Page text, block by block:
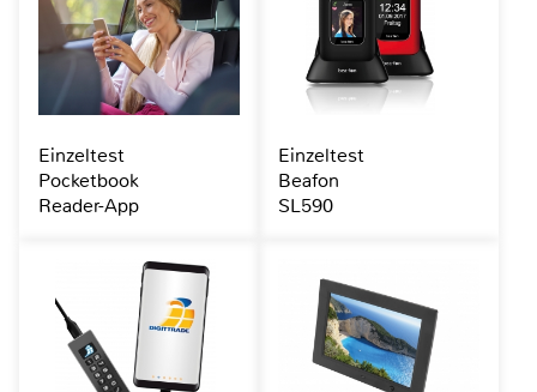
Einzeltest
Pocketbook
Reader-App
Einzeltest
Beafon
SL590